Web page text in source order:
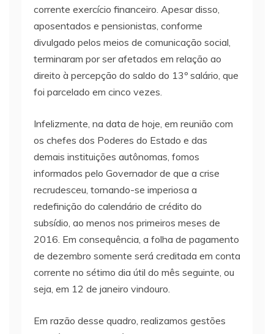
corrente exercício financeiro. Apesar disso,
aposentados e pensionistas, conforme
divulgado pelos meios de comunicação social,
terminaram por ser afetados em relação ao
direito à percepção do saldo do 13º salário, que
foi parcelado em cinco vezes.
Infelizmente, na data de hoje, em reunião com
os chefes dos Poderes do Estado e das
demais instituições autônomas, fomos
informados pelo Governador de que a crise
recrudesceu, tornando-se imperiosa a
redefinição do calendário de crédito do
subsídio, ao menos nos primeiros meses de
2016. Em consequência, a folha de pagamento
de dezembro somente será creditada em conta
corrente no sétimo dia útil do mês seguinte, ou
seja, em 12 de janeiro vindouro.
Em razão desse quadro, realizamos gestões